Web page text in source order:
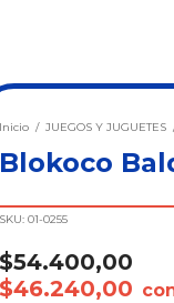
Inicio / JUEGOS Y JUGUETES
Blokoco
SKU: 01-0255
$54.400,00
$46.240,00